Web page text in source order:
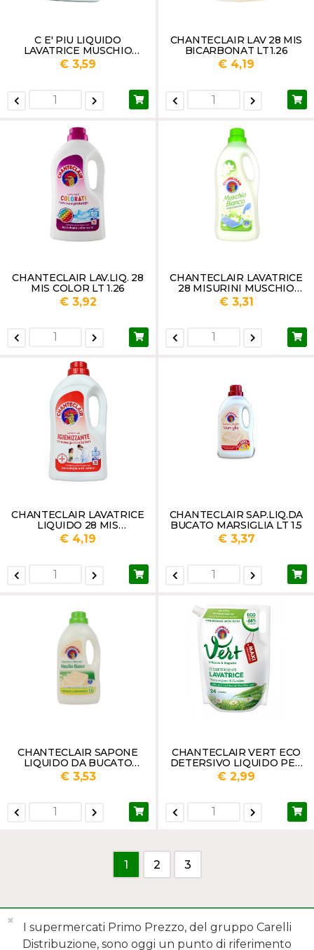
C E' PIU LIQUIDO
LAVATRICE MUSCHIO
VERDE LT 3
€ 3,59
CHANTECLAIR LAV 28 MIS
BICARBONAT LT1.26
€ 4,19
CHANTECLAIR LAV.LIQ. 28
MIS COLOR LT 1.26
€ 3,92
CHANTECLAIR LAVATRICE
28 MISURINI MUSCHIO
BIANCO LT1.26
€ 3,31
CHANTECLAIR LAVATRICE
LIQUIDO 28 MIS
IGIENIZZANTE LT.1,260
€ 4,19
CHANTECLAIR SAP.LIQ.DA
BUCATO MARSIGLIA LT 1.5
€ 3,37
CHANTECLAIR SAPONE
LIQUIDO DA BUCATO
MUSCHIO BIANCO LT.1,5
€ 3,53
CHANTECLAIR VERT ECO
DETERSIVO LIQUIDO PER
LAVATRICE EUCALIPTO
BUSTA 24 LAVAGGI ML 1224
€ 2,99
1 2 3
I supermercati Primo Prezzo, del gruppo Carelli
Distribuzione, sono oggi un punto di riferimento
✖